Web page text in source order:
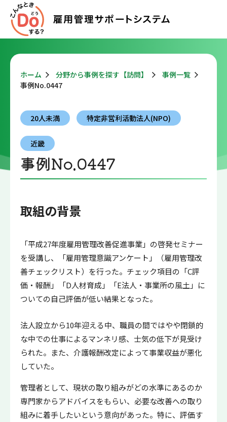
ホーム 分野から事例を探す【訪問】
事例一覧
事例No.0447
20人未満 特定非営利活動法人(NPO)
近畿
事例No.0447
取組の背景
「平成27年度雇用管理改善促進事業」の啓発セミナー
を受講し、「雇用管理意識アンケート」（雇用管理改
善チェックリスト）を行った。チェック項目の「C評
価・報酬」「D人材育成」「E法人・事業所の風土」に
ついての自己評価が低い結果となった。
法人設立から10年迎える中、職員の間ではやや閉鎖的
な中での仕事によるマンネリ感、士気の低下が見受け
られた。また、介護報酬改定によって事業収益が悪化
していた。
管理者として、現状の取り組みがどの水準にあるのか
専門家からアドバイスをもらい、必要な改善への取り
組みに着手したいという意向があった。特に、評価す